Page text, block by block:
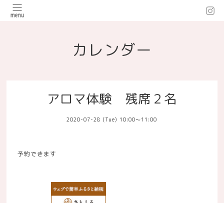
カレンダー
アロマ体験 残席２名
2020-07-28 (Tue) 10:00～11:00
予約できます